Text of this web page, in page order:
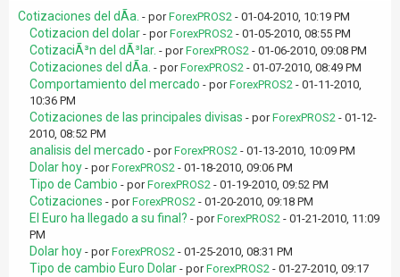
Cotizaciones del dÃ­a. - porForexPROS2 - 01-04-2010, 10:19 PM
Cotizacion del dolar - porForexPROS2 - 01-05-2010, 08:55 PM
CotizaciÃ³n del dÃ³lar. - porForexPROS2 - 01-06-2010, 09:08 PM
Cotizaciones del dÃ­a. - porForexPROS2 - 01-07-2010, 08:49 PM
Comportamiento del mercado - porForexPROS2 - 01-11-2010,
10:36 PM
Cotizaciones de las principales divisas - porForexPROS2 - 01-12-
2010, 08:52 PM
analisis del mercado - porForexPROS2 - 01-13-2010, 10:09 PM
Dolar hoy - porForexPROS2 - 01-18-2010, 09:06 PM
Tipo de Cambio - porForexPROS2 - 01-19-2010, 09:52 PM
Cotizaciones - porForexPROS2 - 01-20-2010, 09:18 PM
El Euro ha llegado a su final? - porForexPROS2 - 01-21-2010, 11:09
PM
Dolar hoy - porForexPROS2 - 01-25-2010, 08:31 PM
Tipo de cambio Euro Dolar - porForexPROS2 - 01-27-2010, 09:17